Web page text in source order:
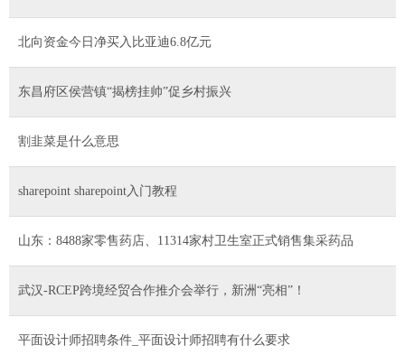
北向资金今日净买入比亚迪6.8亿元
东昌府区侯营镇“揭榜挂帅”促乡村振兴
割韭菜是什么意思
sharepoint sharepoint入门教程
山东：8488家零售药店、11314家村卫生室正式销售集采药品
武汉-RCEP跨境经贸合作推介会举行，新洲“亮相”！
平面设计师招聘条件_平面设计师招聘有什么要求